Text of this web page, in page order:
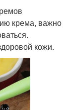
крема, важно
кожи.